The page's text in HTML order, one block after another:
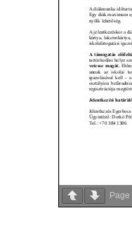
Page